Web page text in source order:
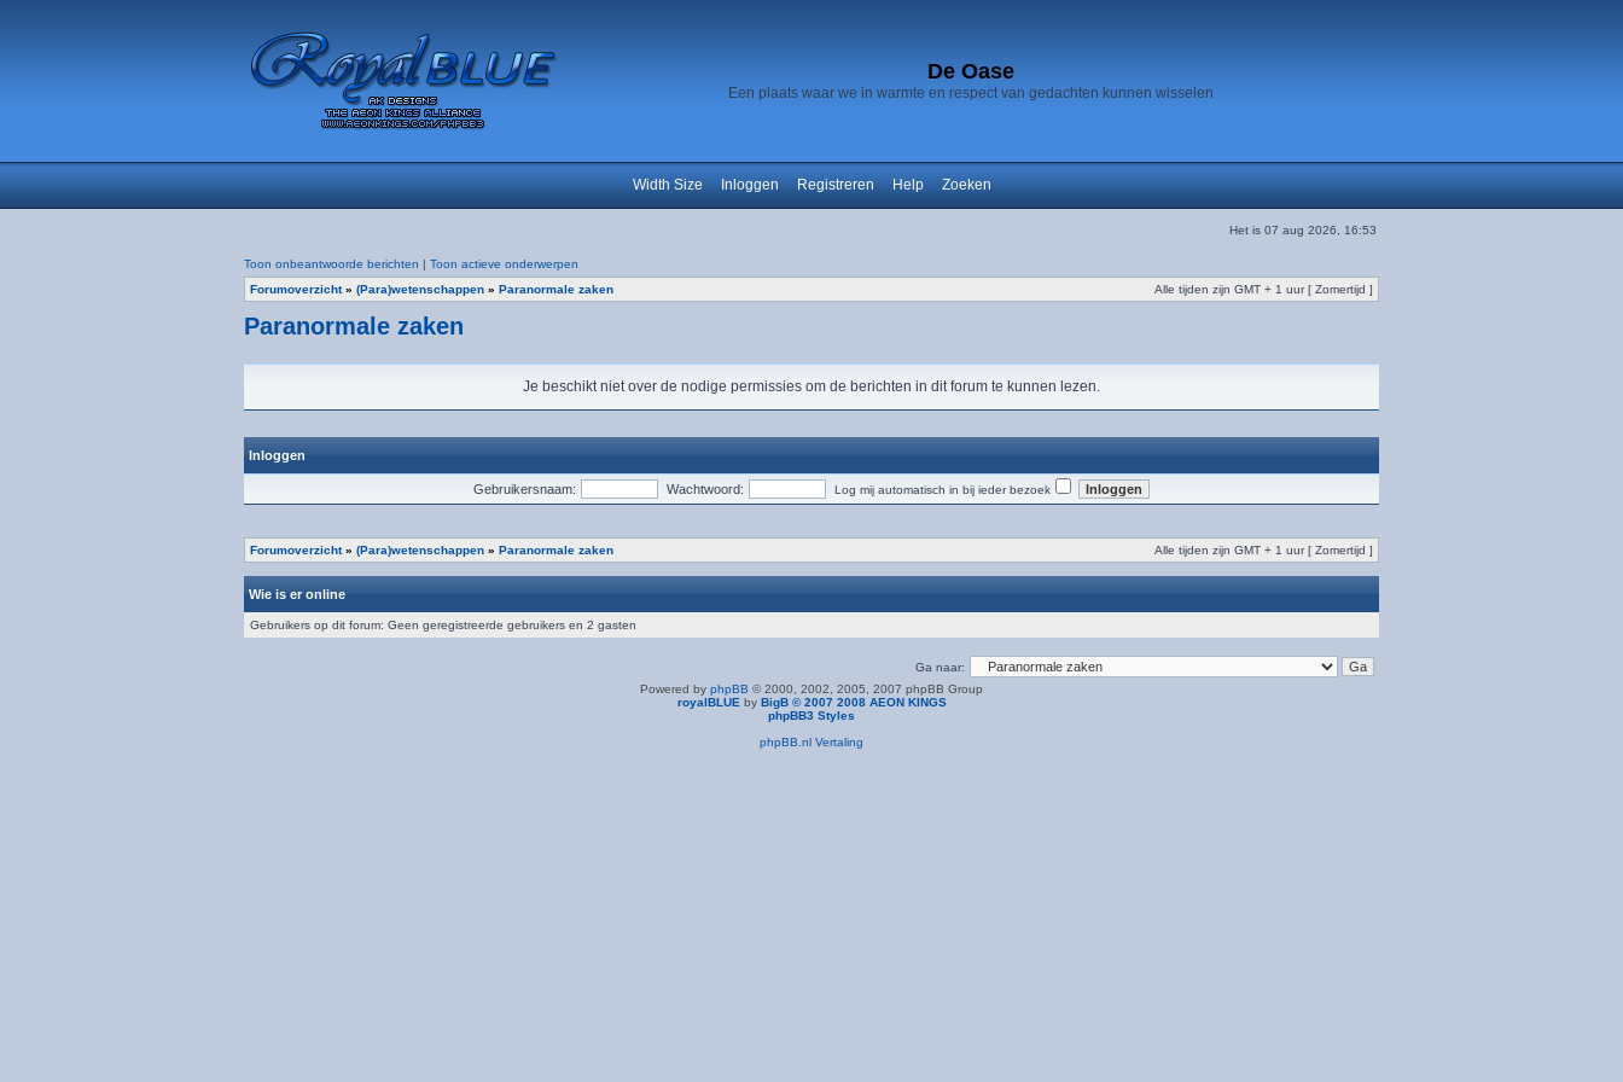
De Oase
Een plaats waar we in warmte en respect van gedachten kunnen wisselen
Width Size Inloggen Registreren Help Zoeken
Het is 07 aug 2026, 16:53
Toon onbeantwoorde berichten | Toon actieve onderwerpen
Forumoverzicht» (Para)wetenschappen» Paranormale zaken Alle tijden zijn GMT + 1 uur [ Zomertijd ]
Paranormale zaken
Je beschikt niet over de nodige permissies om de berichten in dit forum te kunnen lezen.
Inloggen
Gebruikersnaam: Wachtwoord: Log mij automatisch in bij ieder bezoek
Forumoverzicht» (Para)wetenschappen» Paranormale zaken Alle tijden zijn GMT + 1 uur [ Zomertijd ]
Wie is er online
Gebruikers op dit forum: Geen geregistreerde gebruikers en 2 gasten
Ga naar:
Powered by phpBB © 2000, 2002, 2005, 2007 phpBB Group
royalBLUE by BigB © 2007 2008 AEON KINGS
phpBB3 Styles
phpBB.nl Vertaling